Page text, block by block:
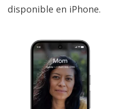
disponible en iPhone.